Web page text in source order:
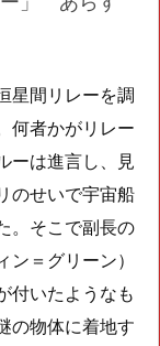
星間リレーを調
何者かがリレー
ーは進言し、見
のせいで宇宙船
。そこで副長の
＝グリーン）
付いたようなも
の物体に着地す